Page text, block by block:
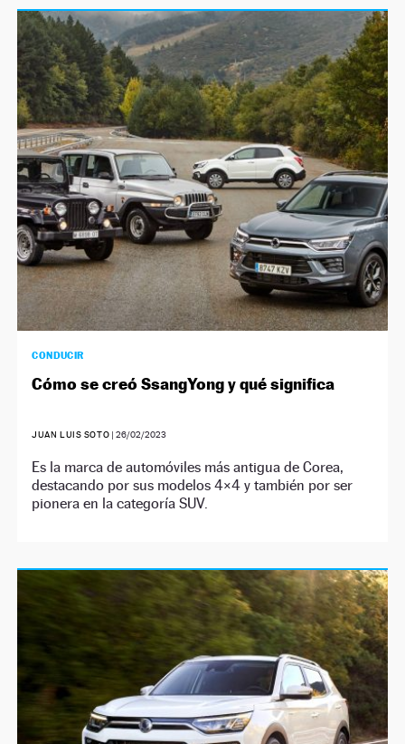
CONDUCIR
Cómo se creó SsangYong y qué significa
JUAN LUIS SOTO |26/02/2023
Es la marca de automóviles más antigua de Corea,
destacando por sus modelos 4×4 y también por ser
pionera en la categoría SUV.